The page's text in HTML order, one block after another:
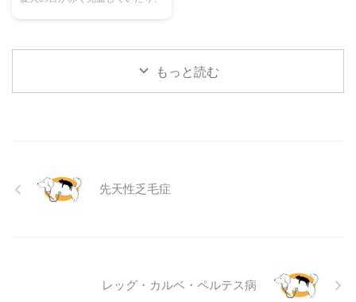
ニ ...
る ...
る目の病気ですが、原因や症状は
さまざまです。 この記事では、
に動物病院に行くべきかどうかの
判断基準や、病院での治療内容に
もっと読む
先天性乏毛症
レッグ・カルベ・ペルテス病